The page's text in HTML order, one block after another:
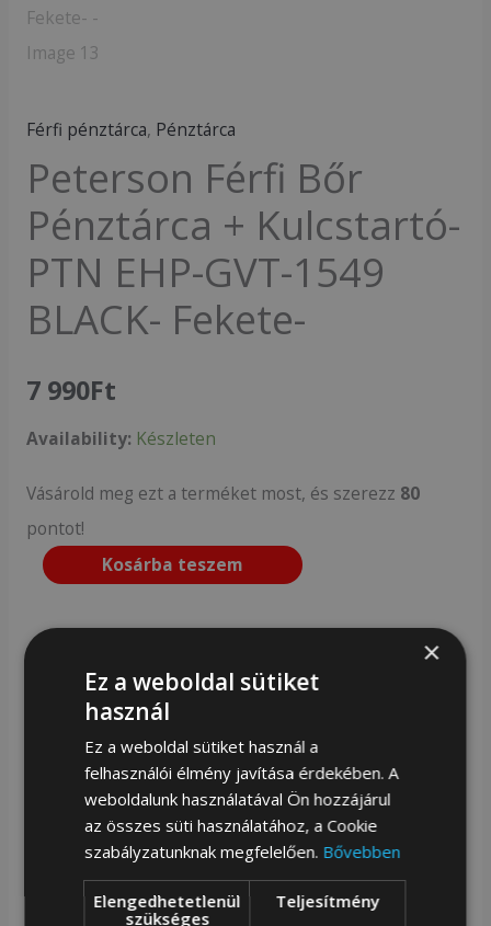
Férfi pénztárca, Pénztárca
Peterson Férfi Bőr
Pénztárca + Kulcstartó-
PTN EHP-GVT-1549
BLACK- Fekete-
7 990Ft
Availability: Készleten
Vásárold meg ezt a terméket most, és szerezz 80
pontot!
Kosárba teszem
Magasság : 9,5 cm | Szélesség : 12 cm | Vastagság
Ajándék szett: Fekete férfi bőr pénztárca kapocs
és kulcstartó nélkül – Peterson
×
Ez a weboldal sütiket
használ
Ez a weboldal sütiket használ a
felhasználói élmény javítása érdekében. A
weboldalunk használatával Ön hozzájárul
az összes süti használatához, a Cookie
szabályzatunknak megfelelően. Bővebben
Elengedhetetlenül
szükséges
Teljesítmény